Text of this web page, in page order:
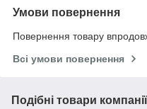
Умови повернення
Повернення товару
Всі умови повернення
Подібні товари компанії